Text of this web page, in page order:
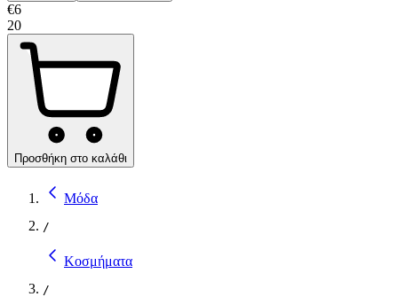
€6
20
Προσθήκη στο καλάθι
Μόδα
/
Κοσμήματα
/